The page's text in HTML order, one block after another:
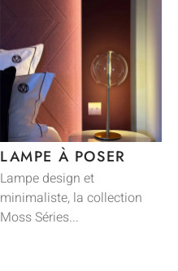
LAMPE À POSER
Lampe design et
minimaliste, la collection
Moss Séries...